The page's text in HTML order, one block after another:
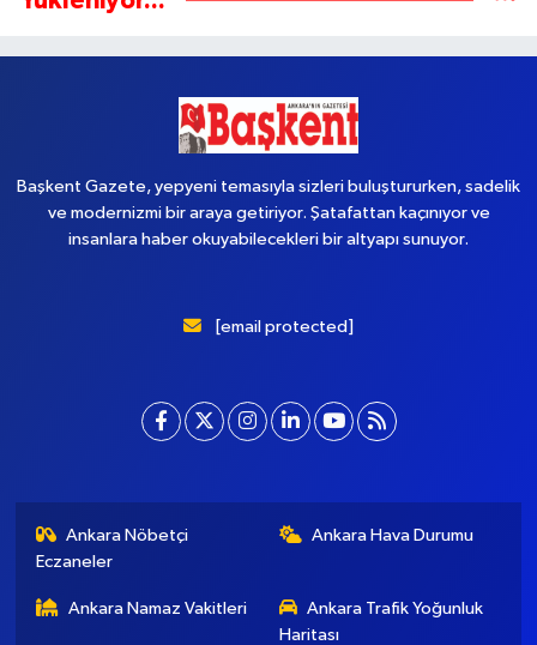
Başkent Gazete, yepyeni temasıyla sizleri buluştururken, sadelik
ve modernizmi bir araya getiriyor. Şatafattan kaçınıyor ve
insanlara haber okuyabilecekleri bir altyapı sunuyor.
[email protected]
Ankara Nöbetçi
Eczaneler
Ankara Hava Durumu
Ankara Namaz Vakitleri
Ankara Trafik Yoğunluk
Haritası